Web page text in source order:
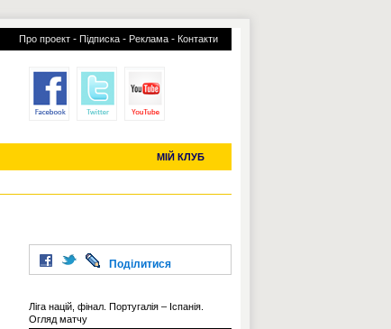
Про проект - Підписка - Реклама - Контакти
МІЙ КЛУБ
УСІ ТРАНСФЕРИ
Поділитися
Ліга націй, фінал. Португалія – Іспанія.
Огляд матчу